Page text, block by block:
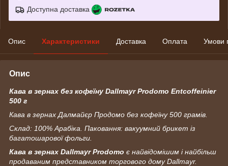
Доступна доставка
Опис Характеристики Доставка Оплата Умови
Опис
Кава в зернах без кофеїну Dallmayr Prodomo Entcoffeinier
500 г
Кава в зернах Далмайєр Продомо без кофеїну 500 грамів.
Склад: 100% Арабіка. Паковання: вакуумний брикет із
багатошарової фольги.
Кава в зернах Dallmayr Prodomo є найвідомішим і найбільш
продаваним представником торгового дому Dallmayr.